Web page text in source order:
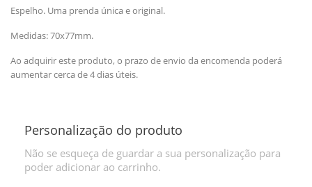
Espelho. Uma prenda única e original.
Medidas: 70x77mm.
Ao adquirir este produto, o prazo de envio da encomenda poderá
aumentar cerca de 4 dias úteis.
Personalização do produto
Não se esqueça de guardar a sua personalização para
poder adicionar ao carrinho.